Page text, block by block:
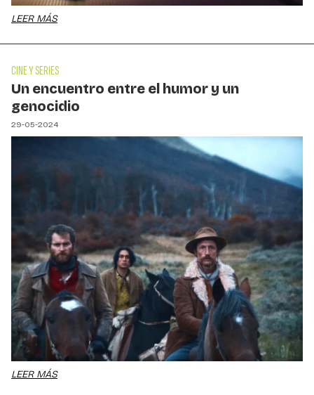
LEER MÁS
CINE Y SERIES
Un encuentro entre el humor y un
genocidio
29-05-2024
LEER MÁS